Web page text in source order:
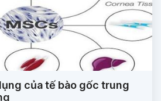
của tế bào gốc trung